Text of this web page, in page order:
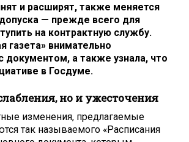
и расширят, также меняется
— прежде всего для
на контрактную службу.
газета» внимательно
документом, а также узнала, что
в Госдуме.
но и ужесточения
изменения, предлагаемые
так называемого «Расписания